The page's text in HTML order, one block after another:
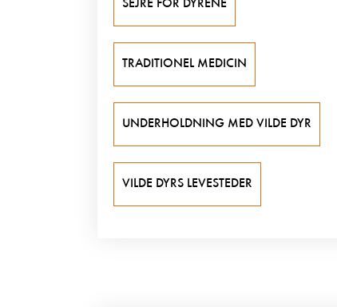
SEJRE FOR DYRENE
TRADITIONEL MEDICIN
UNDERHOLDNING MED VILDE DYR
VILDE DYRS LEVESTEDER